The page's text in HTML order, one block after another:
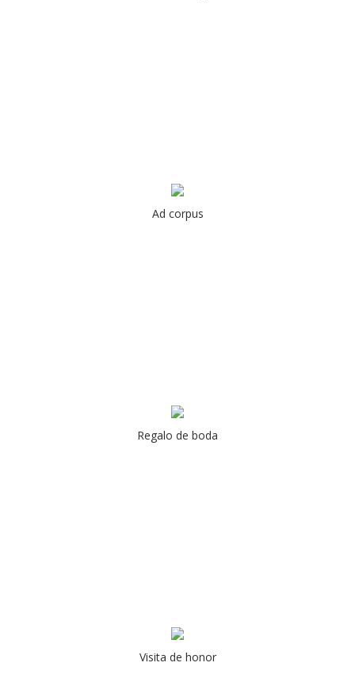
Ad corpus
Regalo de boda
Visita de honor